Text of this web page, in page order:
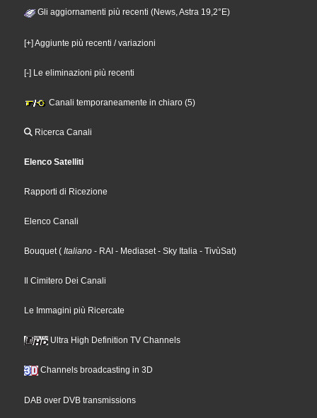
Gli aggiornamenti più recenti (News, Astra 19,2°E)
[+] Aggiunte più recenti / variazioni
[-] Le eliminazioni più recenti
Canali temporaneamente in chiaro (5)
Ricerca Canali
Elenco Satelliti
Rapporti di Ricezione
Elenco Canali
Bouquet ( Italiano - RAI - Mediaset - Sky Italia - TivùSat)
Il Cimitero Dei Canali
Le Immagini più Ricercate
Ultra High Definition TV Channels
Channels broadcasting in 3D
DAB over DVB transmissions